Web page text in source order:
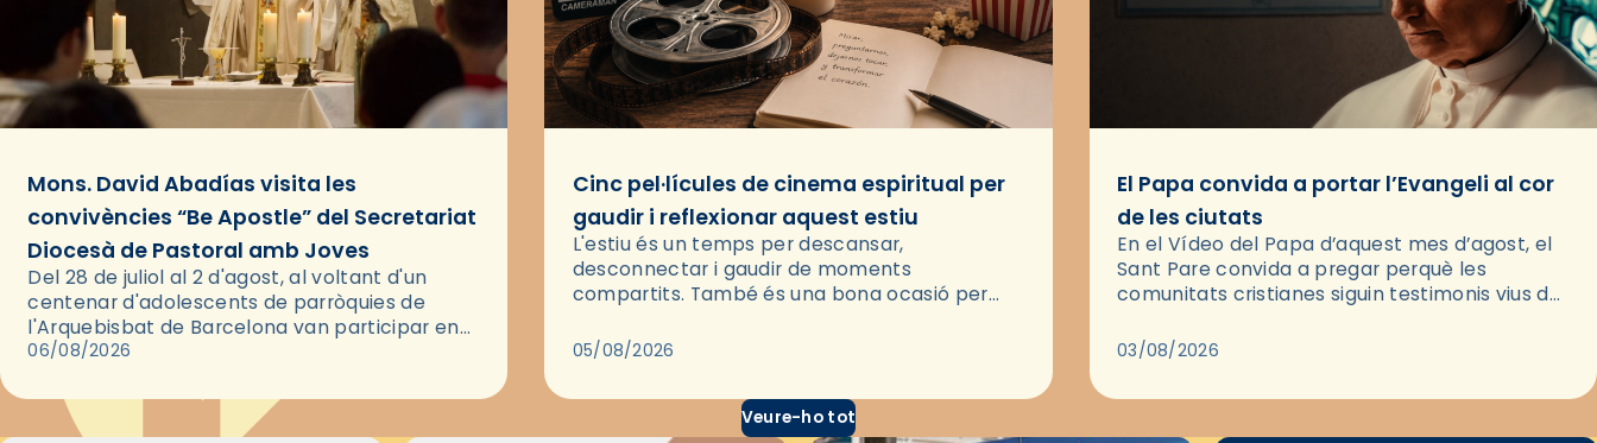
Mons. David Abadías visita les
convivències “Be Apostle” del Secretariat
Diocesà de Pastoral amb Joves
Del 28 de juliol al 2 d'agost, al voltant d'un
centenar d'adolescents de parròquies de
l'Arquebisbat de Barcelona van participar en
les convivències Be Apostle, organitzades pel
06/08/2026
Cinc pel·lícules de cinema espiritual per
gaudir i reflexionar aquest estiu
L'estiu és un temps per descansar,
desconnectar i gaudir de moments
compartits. També és una bona ocasió per
través del cinema, reflexionar sobre les…
05/08/2026
El Papa convida a portar l’Evangeli al cor
de les ciutats
En el Vídeo del Papa d’aquest mes d’agost, el
Sant Pare convida a pregar perquè les
comunitats cristianes siguin testimonis vius de
pregària, el…
03/08/2026
Veure-ho tot